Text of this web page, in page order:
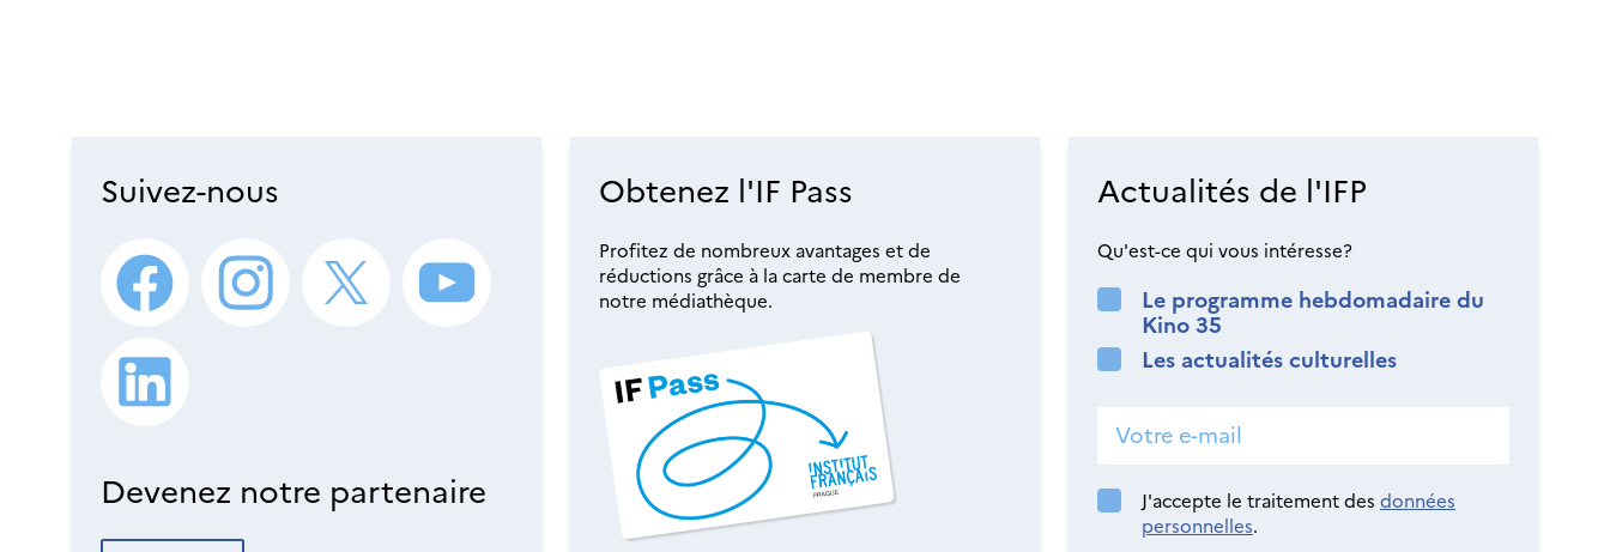
Suivez-nous
Devenez notre partenaire
Obtenez l'IF Pass
Profitez de nombreux avantages et de
réductions grâce à la carte de membre de
notre médiathèque.
Actualités de l'IFP
Qu'est-ce qui vous intéresse?
Le programme hebdomadaire du
Kino 35
Les actualités culturelles
J'accepte le traitement des données
personnelles.